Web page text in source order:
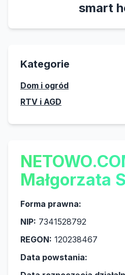
smart
Kategorie
Dom i ogród
RTV i AGD
Małgorzata
Forma prawna:
NIP: 7341528792
REGON: 120238467
Data powstania: